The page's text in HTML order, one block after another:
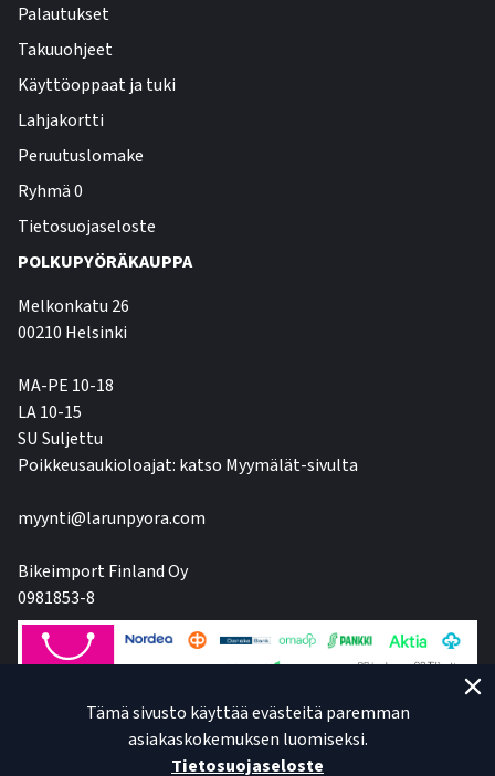
Palautukset
Takuuohjeet
Käyttöoppaat ja tuki
Lahjakortti
Peruutuslomake
Ryhmä 0
Tietosuojaseloste
POLKUPYÖRÄKAUPPA
Melkonkatu 26
00210 Helsinki
MA-PE 10-18
LA 10-15
SU Suljettu
Poikkeusaukioloajat: katso Myymälät-sivulta
myynti@larunpyora.com
Bikeimport Finland Oy
0981853-8
Tämä sivusto käyttää evästeitä paremman
asiakaskokemuksen luomiseksi.
Tietosuojaseloste